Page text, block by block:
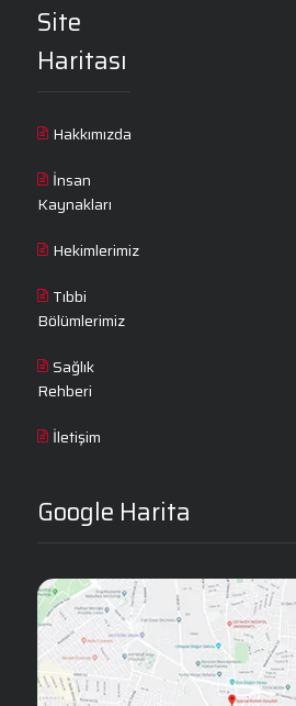
Site
Haritası
Hakkımızda
İnsan
Kaynakları
Hekimlerimiz
Tıbbi
Bölümlerimiz
Sağlık
Rehberi
İletişim
Google Harita